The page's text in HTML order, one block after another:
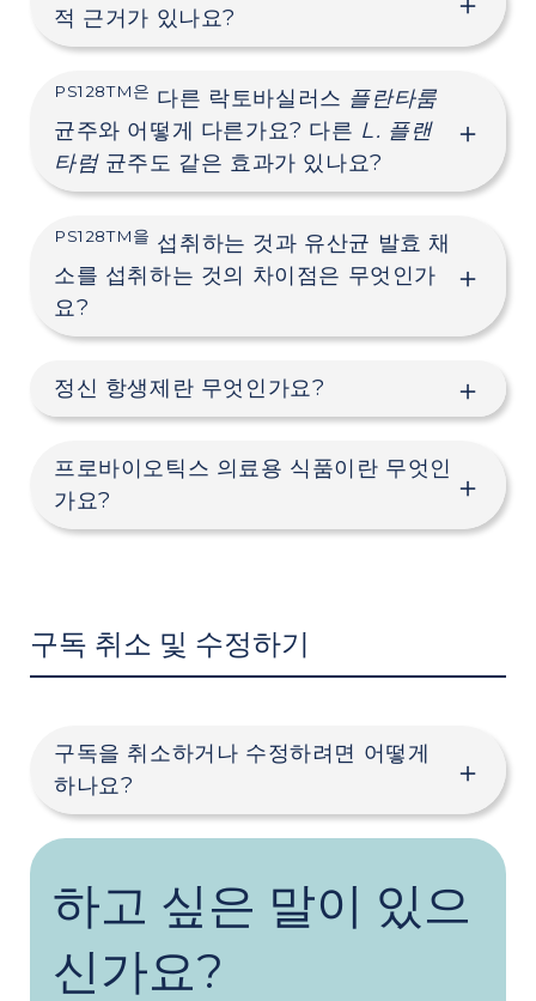
적 근거가 있나요?
PS128TM은 다른 락토바실러스 플란타룸
균주와 어떻게 다른가요? 다른 L. 플랜
타럼균주도 같은 효과가 있나요?
PS128TM을 섭취하는 것과 유산균 발효 채
소를 섭취하는 것의 차이점은 무엇인가
요?
정신 항생제란 무엇인가요?
프로바이오틱스 의료용 식품이란 무엇인
가요?
구독 취소 및 수정하기
구독을 취소하거나 수정하려면 어떻게
하나요?
하고 싶은 말이 있으
신가요?